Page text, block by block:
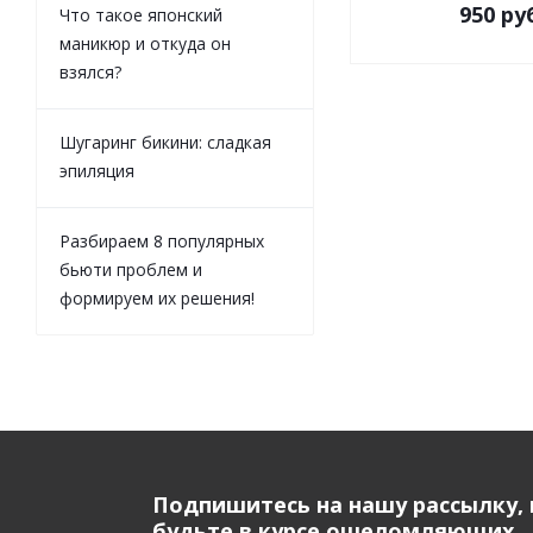
950
Что такое японский
маникюр и откуда он
взялся?
Шугаринг бикини: сладкая
эпиляция
Разбираем 8 популярных
бьюти проблем и
формируем их решения!
Подпишитесь на нашу рассылку,